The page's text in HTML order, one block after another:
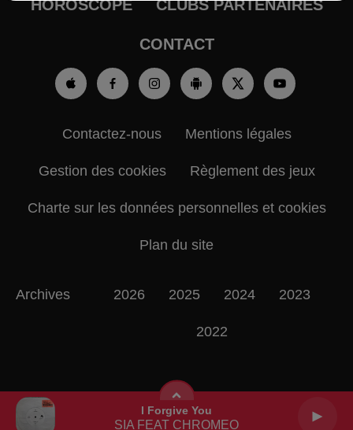
I Forgive You
SIA FEAT CHROMEO
HOROSCOPE CLUBS PARTENAIRES
CONTACT
Contactez-nous Mentions légales
Gestion des cookies Règlement des jeux
Charte sur les données personnelles et cookies
Plan du site
Archives 2026 2025 2024 2023
2022